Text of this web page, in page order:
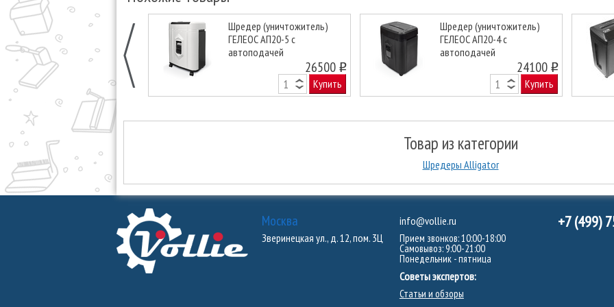
Шредер (уничтожитель)
ГЕЛЕОС АП20-5 с
автоподачей
26500 o
Купить
Шредер (уничтожитель)
ГЕЛЕОС АП20-4 с
автоподачей
24100 o
Купить
Next
Товар из категории
Шредеры Alligator
Москва
Зверинецкая ул., д. 12, пом. 3Ц
info@vollie.ru
Прием звонков: 10:00-18:00
Самовывоз: 9:00-21:00
Понедельник - пятница
Советы экспертов:
Статьи и обзоры
+7 (499)